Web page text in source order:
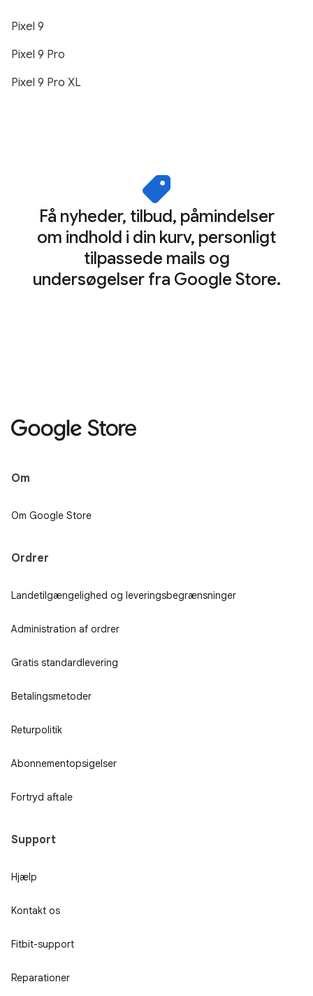
Pixel 9
Pixel 9 Pro
Pixel 9 Pro XL
Få nyheder, tilbud, påmindelser
om indhold i din kurv, personligt
tilpassede mails og
undersøgelser fra Google Store.
Om
Om Google Store
Ordrer
Landetilgængelighed og leveringsbegrænsninger
Administration af ordrer
Gratis standardlevering
Betalingsmetoder
Returpolitik
Abonnementopsigelser
Fortryd aftale
Support
Hjælp
Kontakt os
Fitbit-support
Reparationer